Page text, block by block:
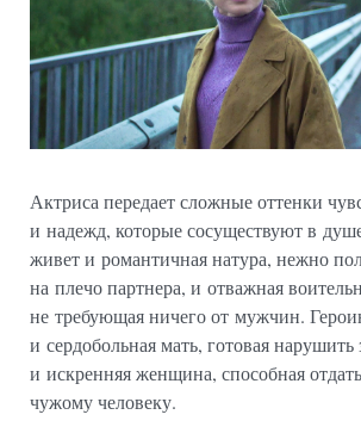
Актриса передает сложные оттенки
и надежд, которые сосуществуют в
живет и романтичная натура, нежно
на плечо партнера, и отважная
не требующая ничего от мужчин.
и сердобольная мать, готовая нарушить
и искренняя женщина, способная
чужому человеку.